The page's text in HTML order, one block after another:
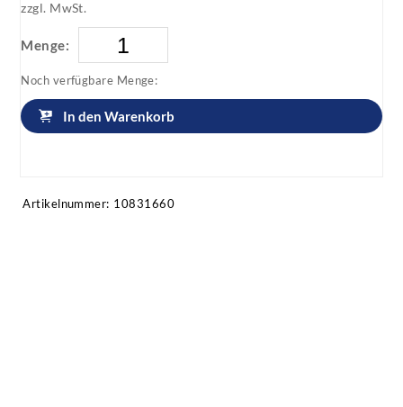
zzgl. MwSt.
Menge:
Noch verfügbare Menge:
In den Warenkorb
Artikelnummer: 10831660